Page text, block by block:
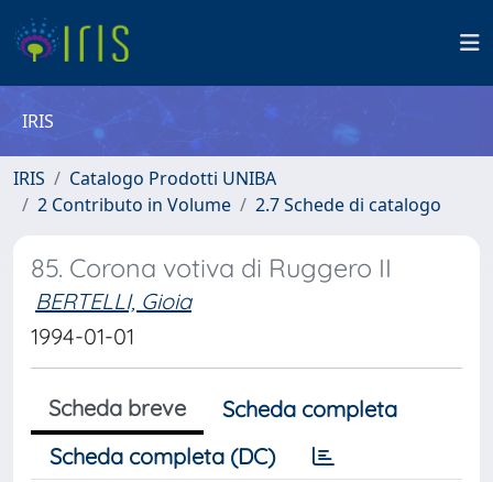
IRIS
IRIS
Catalogo Prodotti UNIBA
2 Contributo in Volume
2.7 Schede di catalogo
85. Corona votiva di Ruggero II
BERTELLI, Gioia
1994-01-01
Scheda breve
Scheda completa
Scheda completa (DC)